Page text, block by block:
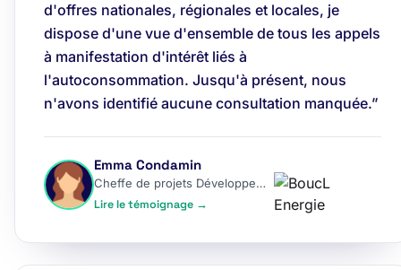
d'offres nationales, régionales et locales, je
dispose d'une vue d'ensemble de tous les appels
à manifestation d'intérêt liés à
l'autoconsommation. Jusqu'à présent, nous
n'avons identifié aucune consultation manquée.”
Emma Condamin
Cheffe de projets Développement
Lire le témoignage →